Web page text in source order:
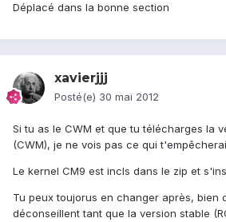
Déplacé dans la bonne section
xavierjjj
Posté(e) 30 mai 2012
Si tu as le CWM et que tu télécharges la
(CWM), je ne vois pas ce qui
Le kernel CM9 est incls dans le zip et
Tu peux toujorus en changer après, bien
déconseillent tant que la version stable